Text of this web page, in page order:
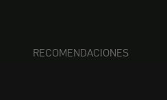
RECOMENDACIONES